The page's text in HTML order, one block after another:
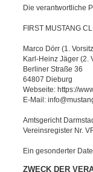
Die verantwortliche
FIRST MUSTANG
Marco Dörr (1.
Karl-Heinz Jäger (2.
Berliner Straße 36
64807 Dieburg
Webseite: https://
E-Mail:
Amtsgericht
Vereinsregister Nr.
Ein gesonderter
ZWECK DER